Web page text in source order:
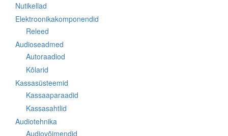
Nutikellad
Elektroonikakomponendid
Releed
Audioseadmed
Autoraadiod
Kõlarid
Kassasüsteemid
Kassaaparaadid
Kassasahtlid
Audiotehnika
Audiovõimendid